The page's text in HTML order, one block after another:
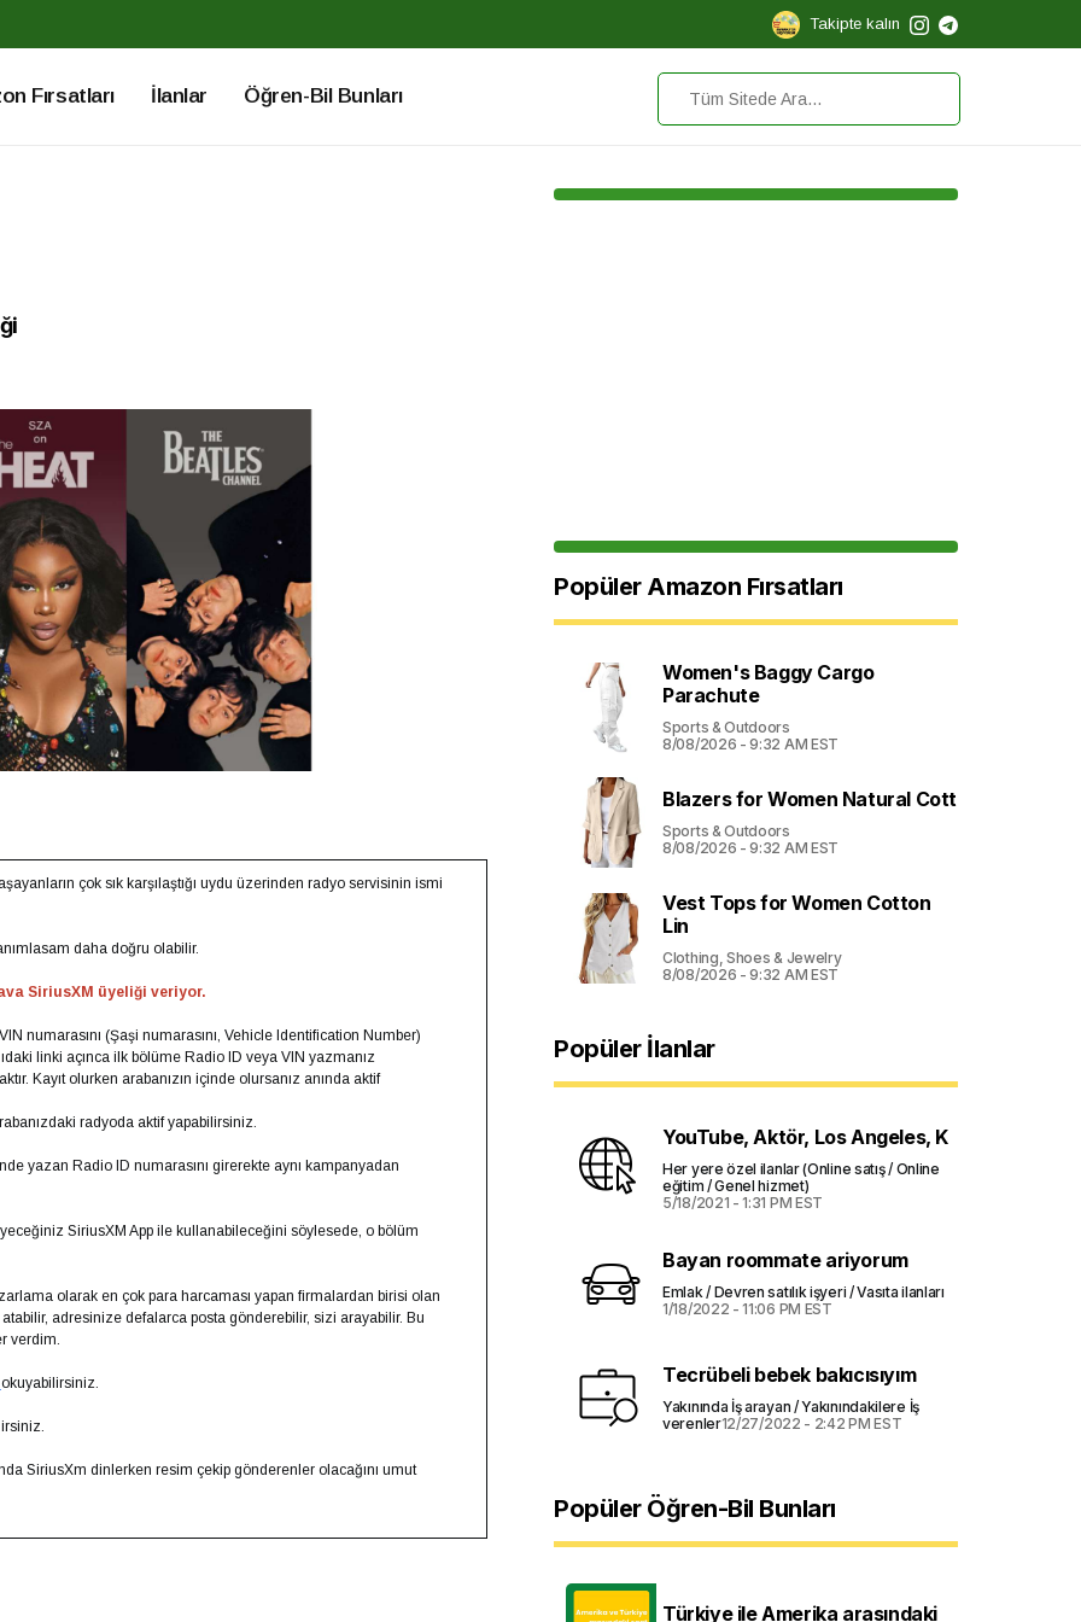
Takipte kalın
Fırsatları İlanlar Öğren-Bil Bunları
çok sık karşılaştığı uydu üzerinden radyo servisinin ismi
daha doğru olabilir.
SiriusXM üyeliği veriyor.
numarasını (Şaşi numarasını, Vehicle Identification Number)
linki açınca ilk bölüme Radio ID veya VIN yazmanız
Kayıt olurken arabanızın içinde olursanız anında aktif
radyoda aktif yapabilirsiniz.
yazan Radio ID numarasını girerekte aynı kampanyadan
SiriusXM App ile kullanabileceğini söylesede, o bölüm
olarak en çok para harcaması yapan firmalardan birisi olan
adresinize defalarca posta gönderebilir, sizi arayabilir. Bu
verdim.
okuyabilirsiniz.
SiriusXm dinlerken resim çekip gönderenler olacağını umut
Popüler Amazon Fırsatları
Women's Baggy Cargo
Parachute
Sports & Outdoors
8/08/2026 - 9:32 AM EST
Blazers for Women Natural Cott
Sports & Outdoors
8/08/2026 - 9:32 AM EST
Vest Tops for Women Cotton
Lin
Clothing, Shoes & Jewelry
8/08/2026 - 9:32 AM EST
Popüler İlanlar
YouTube, Aktör, Los Angeles, K
Her yere özel ilanlar (Online satış / Online
eğitim / Genel hizmet)
5/18/2021 - 1:31 PM EST
Bayan roommate ariyorum
Emlak / Devren satılık işyeri / Vasıta ilanları
1/18/2022 - 11:06 PM EST
Tecrübeli bebek bakıcısıyım
Yakınında İş arayan / Yakınındakilere İş
verenler12/27/2022 - 2:42 PM EST
Popüler Öğren-Bil Bunları
Türkiye ile Amerika arasındaki